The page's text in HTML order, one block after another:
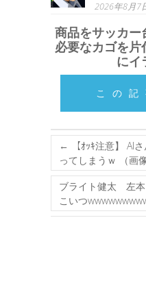
2026年8月7
商品をサッカー
必要なカゴを
にイ
この記
←
【ｵｯｷ注意】 AI
ってしまうｗ （画
ブライト健太
こいつ